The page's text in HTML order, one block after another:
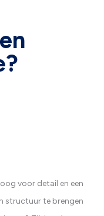
voor detail en een
structuur te brengen